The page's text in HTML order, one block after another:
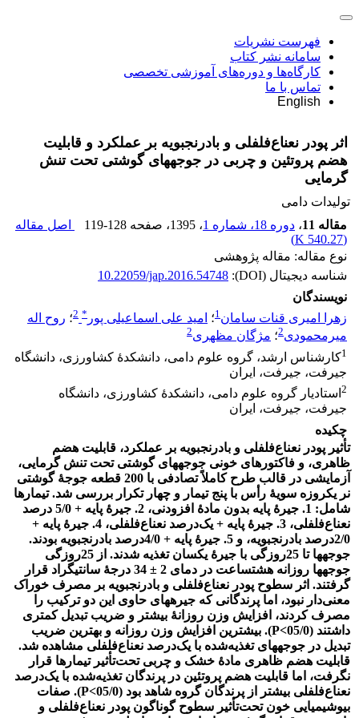
فهرست نشریات
سامانه نشر کتاب
کارگاه‌ها و دوره‌های آموزشی تخصصی
تماس با ما
English
اثر پودر نعناع‌فلفلی و بادرنجبویه بر عملکرد و قابلیت
هضم پروتئین و چربی در جوجه‏های گوشتی تحت تنش
گرمایی
تولیدات دامی
مقاله 11
، دوره 18، شماره 1 ، 1395 ، صفحه 119-128
اصل مقاله
(
540.27 K
)
نوع مقاله: مقاله پژوهشی
شناسه دیجیتال (DOI):
10.22059/jap.2016.54748
نویسندگان
زهرا امیری قنات سامان1؛ امید علی اسماعیلی پور *
2؛ روح اله
میرمحمودی2؛ مژگان مظهری2
1کارشناس ارشد، گروه علوم دامی، دانشکدۀ کشاورزی، دانشگاه
جیرفت، جیرفت، ایران
2 استادیار گروه علوم دامی، دانشکدۀ کشاورزی، دانشگاه
جیرفت، جیرفت، ایران
چکیده
تأثیر پودر نعناع‌فلفلی و بادرنجبویه بر عملکرد، قابلیت هضم
ظاهری، و فاکتورهای خونی جوجه‏های گوشتی تحت تنش گرمایی،
آزمایشی در قالب طرح کاملاً تصادفی با 200 قطعه جوجۀ گوشتی
نر یک‏روزه سویۀ رأس با پنج تیمار و چهار تکرار بررسی شد. تیمارها
شامل: 1. جیرۀ پایه بدون مادۀ افزودنی، 2. جیرۀ پایه + 5/0 درصد
نعناع‌فلفلی، 3. جیرۀ پایه + یک‌درصد نعناع‌فلفلی، 4. جیرۀ پایه +
2/0درصد بادرنجبویه، و 5. جیرۀ پایه + 4/0درصد بادرنجبویه بودند.
جوجه‏ها تا 25روزگی با جیرۀ یکسان تغذیه شدند. از 25روزگی
جوجه‏ها روزانه هشتساعت در دمای 2 ± 34 درجۀ سانتی‏گراد قرار
گرفتند. اثر سطوح پودر نعناع‌فلفلی و بادرنجبویه بر مصرف خوراک
معنی‌دار نبود، اما پرندگانی که جیره‏های حاوی این دو ترکیب را
مصرف کردند، افزایش وزن روزانۀ بیشتر و ضریب تبدیل کمتری
داشتند (05/0>P). بیشترین افزایش وزن روزانه و بهترین ضریب
تبدیل در جوجه‏های تغذیه‌شده با یک‌درصد نعناع‌فلفلی مشاهده شد.
قابلیت هضم ظاهری مادۀ خشک و چربی تحت‌تأثیر تیمارها قرار
نگرفت، اما قابلیت هضم پروتئین در پرندگان تغذیه‌شده با یک‌درصد
نعناع‌فلفلی بیشتر از پرندگان گروه شاهد بود (05/0>P). صفات
بیوشیمیایی خون تحت‌تأثیر سطوح گوناگون پودر نعناع‌فلفلی و